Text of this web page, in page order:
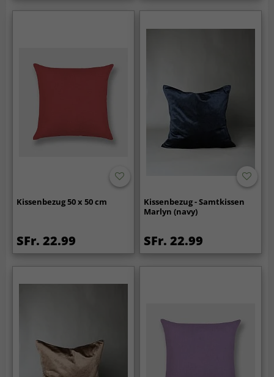
Kissenbezug 50 x 50 cm
SFr. 22.99
Kissenbezug - Samtkissen
Marlyn (navy)
SFr. 22.99